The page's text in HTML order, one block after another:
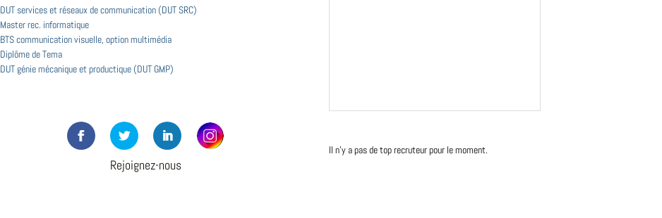
DUT services et réseaux de communication (DUT SRC)
Master rec. informatique
BTS communication visuelle, option multimédia
Diplôme de Tema
DUT génie mécanique et productique (DUT GMP)
Rejoignez-nous
Il n'y a pas de top recruteur pour le moment.